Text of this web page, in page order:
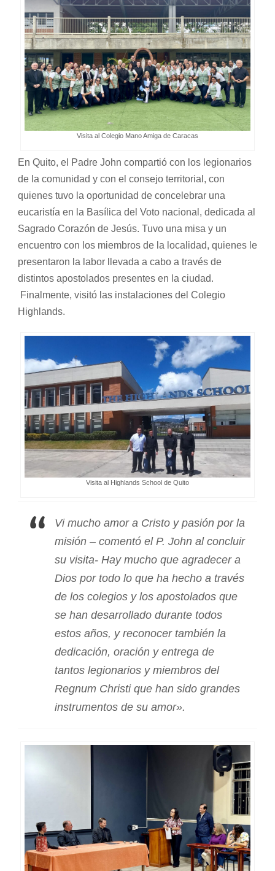
Visita al Colegio Mano Amiga de Caracas
En Quito, el Padre John compartió con los legionarios
de la comunidad y con el consejo territorial, con
quienes tuvo la oportunidad de concelebrar una
eucaristía en la Basílica del Voto nacional, dedicada al
Sagrado Corazón de Jesús. Tuvo una misa y un
encuentro con los miembros de la localidad, quienes le
presentaron la labor llevada a cabo a través de
distintos apostolados presentes en la ciudad.
Finalmente, visitó las instalaciones del Colegio
Highlands.
Visita al Highlands School de Quito
Vi mucho amor a Cristo y pasión por la
misión – comentó el P. John al concluir
su visita- Hay mucho que agradecer a
Dios por todo lo que ha hecho a través
de los colegios y los apostolados que
se han desarrollado durante todos
estos años, y reconocer también la
dedicación, oración y entrega de
tantos legionarios y miembros del
Regnum Christi que han sido grandes
instrumentos de su amor».